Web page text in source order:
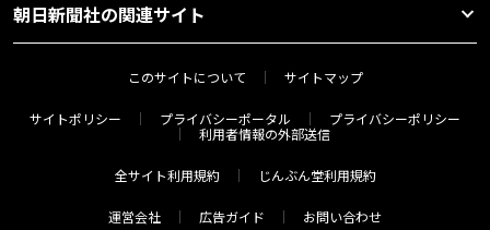
朝日新聞社の関連サイト
このサイトについて サイトマップ
サイトポリシー プライバシーポータル
プライバシーポリシー
利用者情報の外部送信
全サイト利用規約 じんぶん堂利用規約
運営会社 広告ガイド お問い合わせ